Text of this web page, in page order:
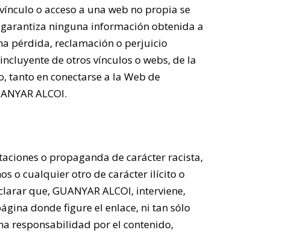
o acceso a una web no propia se
garantiza ninguna información obtenida a
pérdida, reclamación o perjuicio
de otros vínculos o webs, de la
tanto en conectarse a la Web de
ALCOI.
o propaganda de carácter racista,
o cualquier otro de carácter ilícito o
que, GUANYAR ALCOI, interviene,
donde figure el enlace, ni tan sólo
responsabilidad por el contenido,